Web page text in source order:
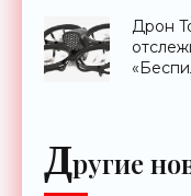
Дрон
Другие